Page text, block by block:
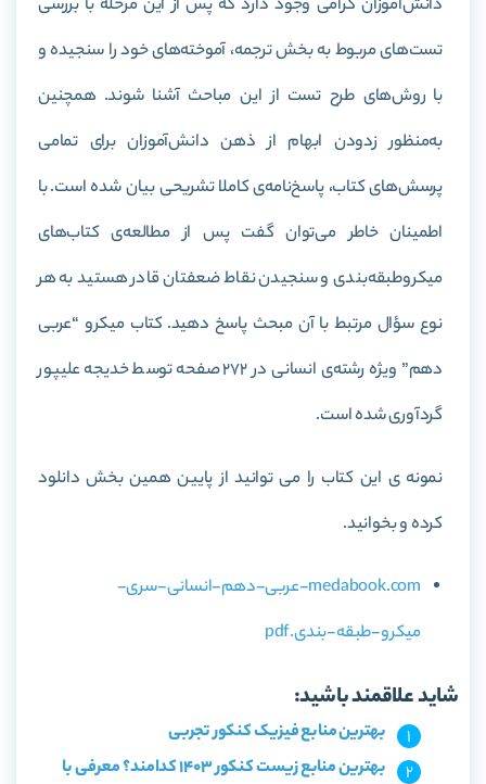
دانش‌آموزان گرامی وجود دارد که پس‌ از این مرحله با بررسی
تست‌های مربوط به بخش ترجمه، آموخته‌های خود را سنجیده و
با روش‌های طرح تست از این مباحث آشنا شوند. همچنین
به‌منظور زدودن ابهام از ذهن دانش‌آموزان برای تمامی
پرسش‌های کتاب، پاسخ‌نامه‌ی کاملا تشریحی بیان شده است. با
اطمینان خاطر می‌توان گفت پس از مطالعه‌ی کتاب‌های
میکروطبقه‌بندی و سنجیدن نقاط ضعفتان قادر هستید به هر
نوع سؤال مرتبط با آن مبحث پاسخ دهید. کتاب میکرو “عربی
دهم” ویژه رشته‌‌ی انسانی در 272 صفحه توسط خدیجه علیپور
گردآوری شده است.
نمونه ی این کتاب را می توانید از پایین همین بخش دانلود
کرده و بخوانید.
medabook.com-عربی-دهم-انسانی-سری-
میکرو-طبقه-بندی.pdf
شاید علاقمند باشید:
بهترین منابع فیزیک کنکور تجربی
بهترین منابع زیست کنکور 1403 کدامند؟ معرفی با